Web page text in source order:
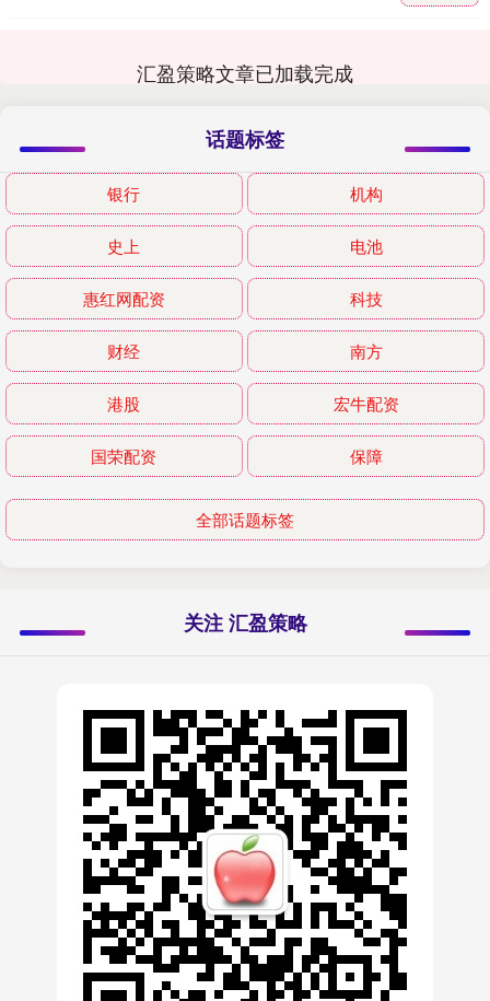
汇盈策略文章已加载完成
话题标签
银行 机构
史上 电池
惠红网配资 科技
财经 南方
港股 宏牛配资
国荣配资 保障
全部话题标签
关注 汇盈策略